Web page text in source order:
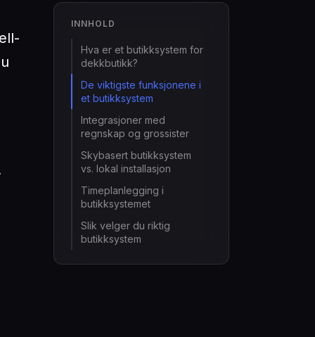
INNHOLD
Hva er et butikksystem for
dekkbutikk?
De viktigste funksjonene i
et butikksystem
Integrasjoner med
regnskap og grossister
Skybasert butikksystem
vs. lokal installasjon
Timeplanlegging i
butikksystemet
Slik velger du riktig
butikksystem